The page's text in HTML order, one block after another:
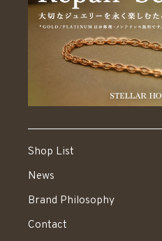
Shop List
News
Brand Philosophy
Contact